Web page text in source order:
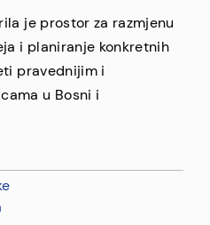
je prostor za razmjenu
i planiranje konkretnih
pravednijim i
u Bosni i